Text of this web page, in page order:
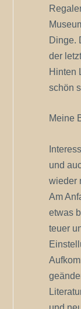
Dinge.
der
Hinten
schön
Meine
und
wieder
Am
etwas
teuer